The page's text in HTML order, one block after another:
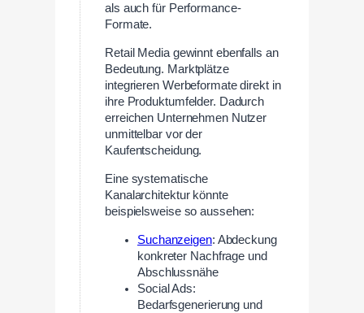
als auch für Performance-
Formate.
Retail Media gewinnt ebenfalls an
Bedeutung. Marktplätze
integrieren Werbeformate direkt in
ihre Produktumfelder. Dadurch
erreichen Unternehmen Nutzer
unmittelbar vor der
Kaufentscheidung.
Eine systematische
Kanalarchitektur könnte
beispielsweise so aussehen:
Suchanzeigen: Abdeckung
konkreter Nachfrage und
Abschlussnähe
Social Ads:
Bedarfsgenerierung und